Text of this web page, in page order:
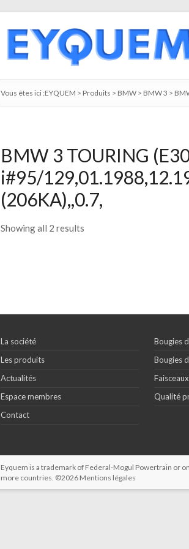
Vous êtes ici :EYQUEM > Produits > BMW > BMW 3 >
BMW 3 TOURING
i#95/
(206KA),,0.7,
Showing all 2 results
La société
Les produits
Actualités
Espace membres
Contact
Bougies
Bougies
Faisceaux
Qualité
Eyquem is a trademark of Federal-Mogul Powertrain or
more countries. ©2026 Mentions légales